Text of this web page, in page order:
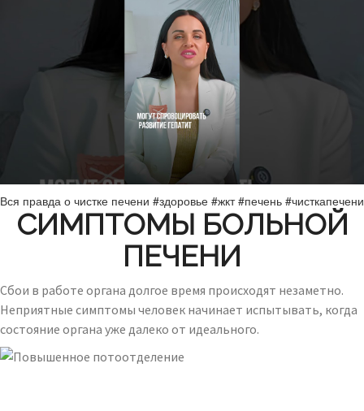
Вся правда о чистке печени #здоровье #жкт #печень #чисткапечени
СИМПТОМЫ БОЛЬНОЙ
ПЕЧЕНИ
Сбои в работе органа долгое время происходят незаметно.
Неприятные симптомы человек начинает испытывать, когда
состояние органа уже далеко от идеального.